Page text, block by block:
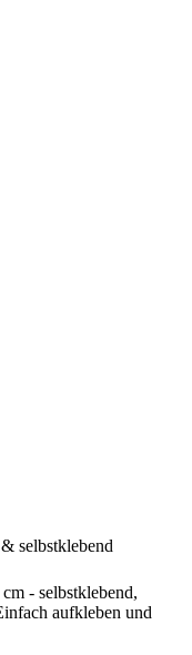
selbstklebend
- selbstklebend,
aufkleben und